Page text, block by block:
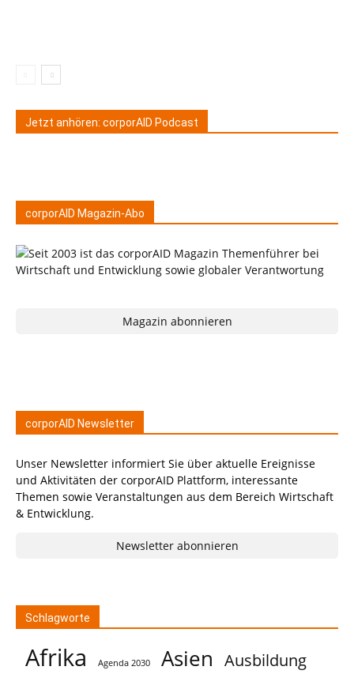
Jetzt anhören: corporAID Podcast
corporAID Magazin-Abo
Magazin abonnieren
corporAID Newsletter
Unser Newsletter informiert Sie über aktuelle Ereignisse
und Aktivitäten der corporAID Plattform, interessante
Themen sowie Veranstaltungen aus dem Bereich Wirtschaft
& Entwicklung.
Newsletter abonnieren
Schlagworte
Afrika Agenda 2030 Asien Ausbildung